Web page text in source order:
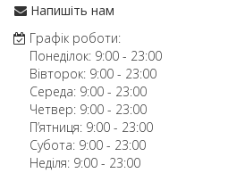
Напишіть нам
Графік роботи:
Понеділок: 9:00 - 23:00
Вівторок: 9:00 - 23:00
Середа: 9:00 - 23:00
Четвер: 9:00 - 23:00
П’ятниця: 9:00 - 23:00
Субота: 9:00 - 23:00
Неділя: 9:00 - 23:00